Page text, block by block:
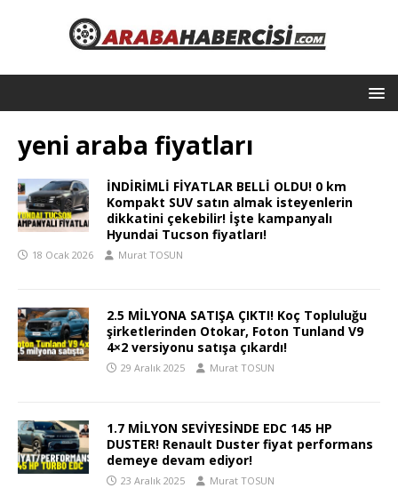
yeni araba fiyatları
İNDİRİMLİ FİYATLAR BELLİ OLDU! 0 km
Kompakt SUV satın almak isteyenlerin
dikkatini çekebilir! İşte kampanyalı
Hyundai Tucson fiyatları!
18 Ocak 2026 Murat TOSUN
2.5 MİLYONA SATIŞA ÇIKTI! Koç Topluluğu
şirketlerinden Otokar, Foton Tunland V9
4×2 versiyonu satışa çıkardı!
29 Aralık 2025 Murat TOSUN
1.7 MİLYON SEVİYESİNDE EDC 145 HP
DUSTER! Renault Duster fiyat performans
demeye devam ediyor!
23 Aralık 2025 Murat TOSUN